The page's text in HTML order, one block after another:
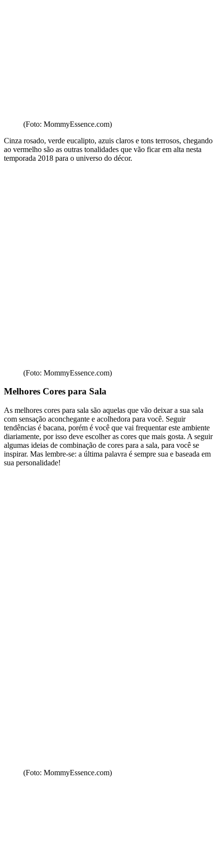
(Foto: MommyEssence.com)
Cinza rosado, verde eucalipto, azuis claros e tons terrosos, chegando
ao vermelho são as outras tonalidades que vão ficar em alta nesta
temporada 2018 para o universo do décor.
(Foto: MommyEssence.com)
Melhores Cores para Sala
As melhores cores para sala são aquelas que vão deixar a sua sala
com sensação aconchegante e acolhedora para você. Seguir
tendências é bacana, porém é você que vai frequentar este ambiente
diariamente, por isso deve escolher as cores que mais gosta. A seguir
algumas ideias de combinação de cores para a sala, para você se
inspirar. Mas lembre-se: a última palavra é sempre sua e baseada em
sua personalidade!
(Foto: MommyEssence.com)